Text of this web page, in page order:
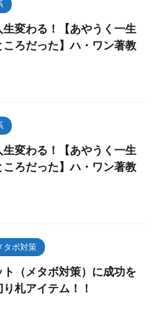
生変わる！【あやうく一生
ろだった】ハ・ワン著教
生変わる！【あやうく一生
ろだった】ハ・ワン著教
タボ対策
ト（メタボ対策）に成功を
札アイテム！！